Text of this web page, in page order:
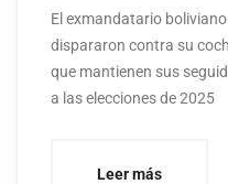
El exmandatario
dispararon contra su
que mantienen sus
a las elecciones de 2025
Leer más